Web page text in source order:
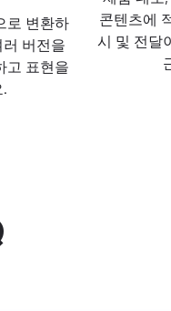
로 변환하
버전을
고 표현을
콘텐츠에
시 및 전달